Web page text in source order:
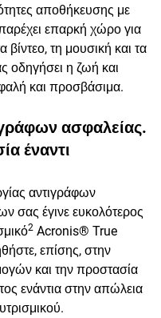
αποθήκευσης με
επαρκή χώρο για
βίντεο, τη μουσική και τα
οδηγήσει η ζωή και
και προσβάσιμα.
ασφαλείας.
έναντι
αντιγράφων
σας έγινε ευκολότερος
2 Acronis® True
επίσης, στην
και την προστασία
ενάντια στην απώλεια